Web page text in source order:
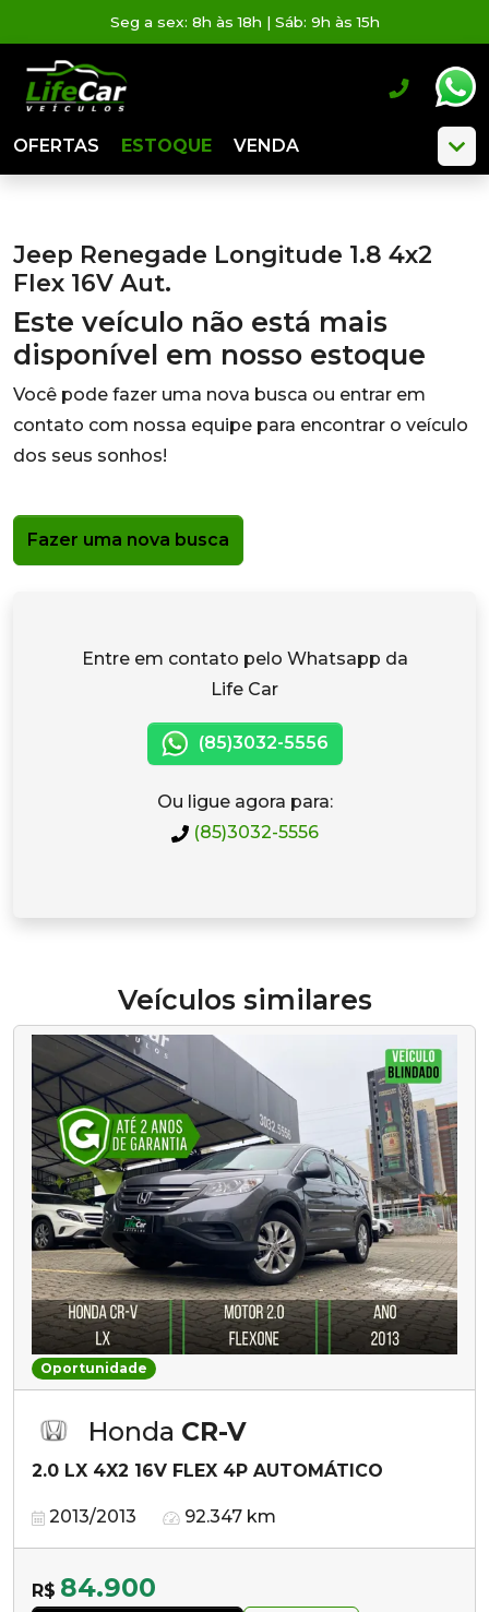
Seg a sex: 8h às 18h | Sáb: 9h às 15h
OFERTAS ESTOQUE VENDA
Jeep Renegade Longitude 1.8 4x2
Flex 16V Aut.
Este veículo não está mais
disponível em nosso estoque
Você pode fazer uma nova busca ou entrar em
contato com nossa equipe para encontrar o veículo
dos seus sonhos!
Fazer uma nova busca
Entre em contato pelo Whatsapp da
Life Car
(85)3032-5556
Ou ligue agora para:
(85)3032-5556
Veículos similares
Oportunidade
Honda CR-V
2.0 LX 4X2 16V FLEX 4P AUTOMÁTICO
2013/2013 92.347 km
R$ 84.900